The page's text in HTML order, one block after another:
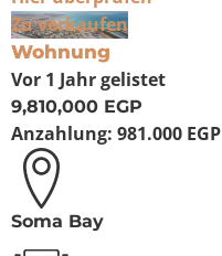
Zu verkaufen
Wohnung
Vor 1 Jahrgelistet
9,810,000 EGP
Anzahlung: 981.000 EGP
Soma Bay